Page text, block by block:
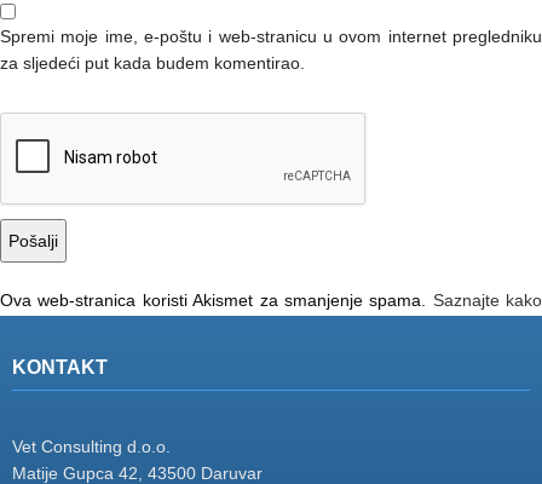
Spremi moje ime, e-poštu i web-stranicu u ovom internet pregledniku
za sljedeći put kada budem komentirao.
Ova web-stranica koristi Akismet za smanjenje spama. Saznajte kako
KONTAKT
Vet Consulting d.o.o.
Matije Gupca 42, 43500 Daruvar